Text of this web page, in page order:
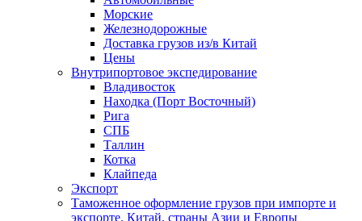
Морские
Железнодорожные
Доставка грузов из/в Китай
Цены
Внутрипортовое экспедирование
Владивосток
Находка (Порт Восточный)
Рига
СПБ
Таллин
Котка
Клайпеда
Экспорт
Таможенное оформление грузов при импорте и
экспорте. Китай, страны Азии и Европы